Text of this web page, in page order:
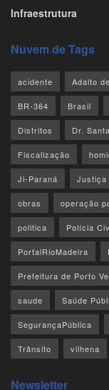
Infraestrutura
Nuvem de Tags
acidente Adalto
BR-364 Brasil
Distritos Dr.
Fiscalização
Ji-Paraná Justiça
obras operação
politica Polícia
PortalRioMadeira
Prefeitura de Porto
saude Saúde
SegurançaPública
Trânsito vilhena
Newsletter